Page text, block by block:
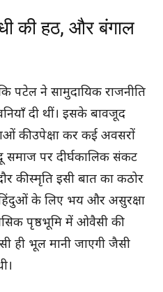
की हठ, और बंगाल
पटेल ने सामुदायिक राजनीति
दी थीं। इसके बावजूद
की उपेक्षा कर कई अवसरों
पर दीर्घकालिक संकट
की स्मृति इसी बात का कठोर
हिंदुओं के लिए भय और असुरक्षा
पृष्ठभूमि में ओवैसी की
ही भूल मानी जाएगी जैसी